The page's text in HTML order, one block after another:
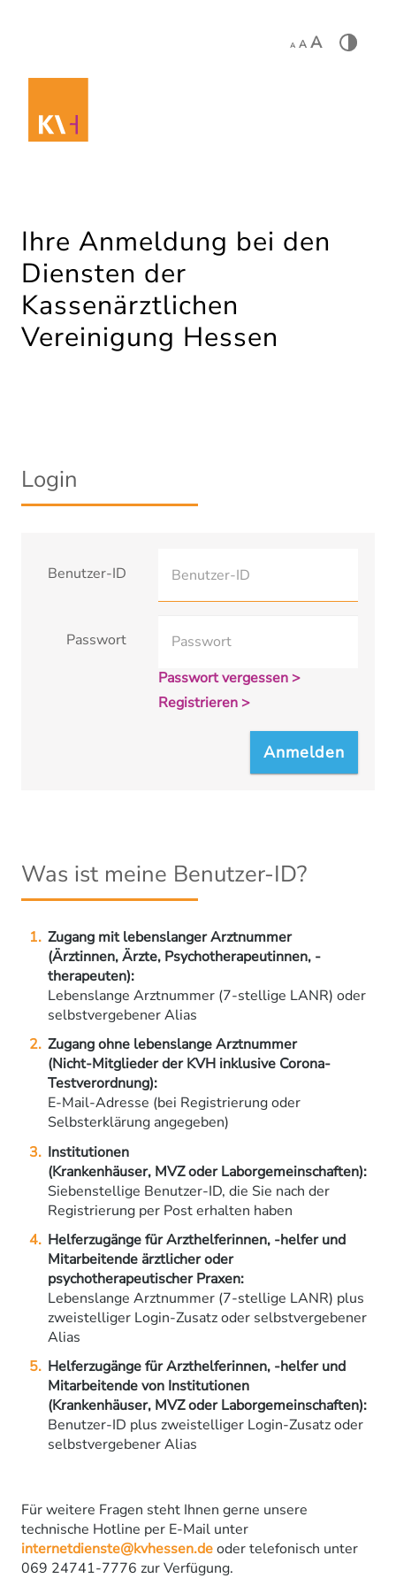
A A A
Ihre Anmeldung bei den
Diensten der
Kassenärztlichen
Vereinigung Hessen
Login
Benutzer-ID
Passwort
Passwort vergessen >
Registrieren >
Was ist meine Benutzer-ID?
Zugang mit lebenslanger Arztnummer
(Ärztinnen, Ärzte, Psychotherapeutinnen, -
therapeuten):
Lebenslange Arztnummer (7-stellige LANR) oder
selbstvergebener Alias
Zugang ohne lebenslange Arztnummer
(Nicht-Mitglieder der KVH inklusive Corona-
Testverordnung):
E-Mail-Adresse (bei Registrierung oder
Selbsterklärung angegeben)
Institutionen
(Krankenhäuser, MVZ oder Laborgemeinschaften):
Siebenstellige Benutzer-ID, die Sie nach der
Registrierung per Post erhalten haben
Helferzugänge für Arzthelferinnen, -helfer und
Mitarbeitende ärztlicher oder
psychotherapeutischer Praxen:
Lebenslange Arztnummer (7-stellige LANR) plus
zweistelliger Login-Zusatz oder selbstvergebener
Alias
Helferzugänge für Arzthelferinnen, -helfer und
Mitarbeitende von Institutionen
(Krankenhäuser, MVZ oder Laborgemeinschaften):
Benutzer-ID plus zweistelliger Login-Zusatz oder
selbstvergebener Alias
Für weitere Fragen steht Ihnen gerne unsere
technische Hotline per E-Mail unter
internetdienste@kvhessen.deoder telefonisch unter
069 24741-7776 zur Verfügung.